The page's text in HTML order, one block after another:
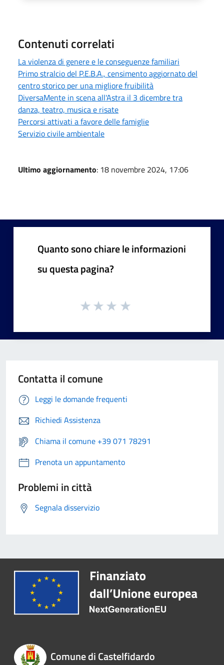
Contenuti correlati
La violenza di genere e le conseguenze familiari
Primo stralcio del P.E.B.A., censimento aggiornato del
centro storico per una migliore fruibilità
DiversaMente in scena all'Astra il 3 dicembre tra
danza, teatro, musica e risate
Percorsi attivati a favore delle famiglie
Servizio civile ambientale
Ultimo aggiornamento: 18 novembre 2024, 17:06
Quanto sono chiare le informazioni
su questa pagina?
Contatta il comune
Leggi le domande frequenti
Richiedi Assistenza
Chiama il comune +39 071 78291
Prenota un appuntamento
Problemi in città
Segnala disservizio
Comune di Castelfidardo